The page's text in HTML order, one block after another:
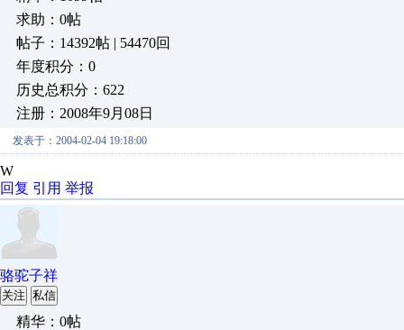
求助：0帖
帖子：14392帖 | 54470回
年度积分：0
历史总积分：622
注册：2008年9月08日
发表于：2004-02-04 19:18:00
W
回复 引用 举报
骆驼子祥
关注 私信
精华：0帖